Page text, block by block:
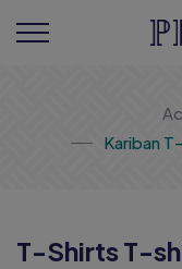
Kariban
T-Shirts T-